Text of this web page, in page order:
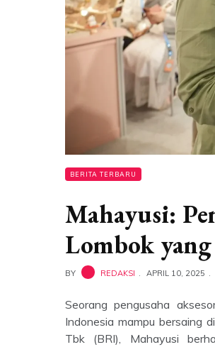
BERITA TERBARU
Mahayusi:
Lombok
BY REDAKSI APRIL 10, 2025
Seorang pengusaha
Indonesia mampu bersaing
Tbk (BRI), Mahayusi